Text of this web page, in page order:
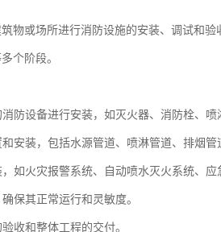
物或场所进行消防设施的安装、调试和
个阶段。
防设备进行安装，如灭火器、消防栓、喷
安装，包括水源管道、喷淋管道、排烟管
如火灾报警系统、自动喷水灭火系统、应
保其正常运行和灵敏度。
收和整体工程的交付。